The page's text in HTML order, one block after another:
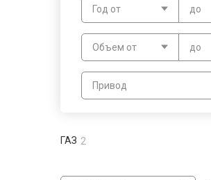
Год от до
Объем от до
Привод
ГАЗ 2